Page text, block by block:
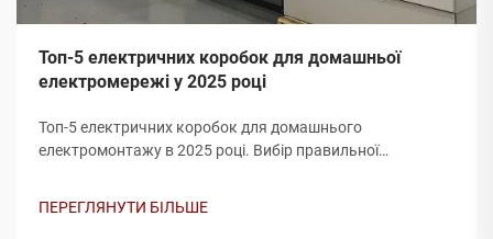
Топ-5 електричних коробок для домашньої
електромережі у 2025 році
Топ-5 електричних коробок для домашнього
електромонтажу в 2025 році. Вибір правильної
Електричні коробки захищають з’єднання проводів,
ПЕРЕГЛЯНУТИ БІЛЬШЕ